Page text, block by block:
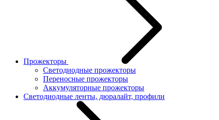
Прожекторы
Светодиодные прожекторы
Переносные прожекторы
Аккумуляторные прожекторы
Светодиодные ленты, дюралайт, профили